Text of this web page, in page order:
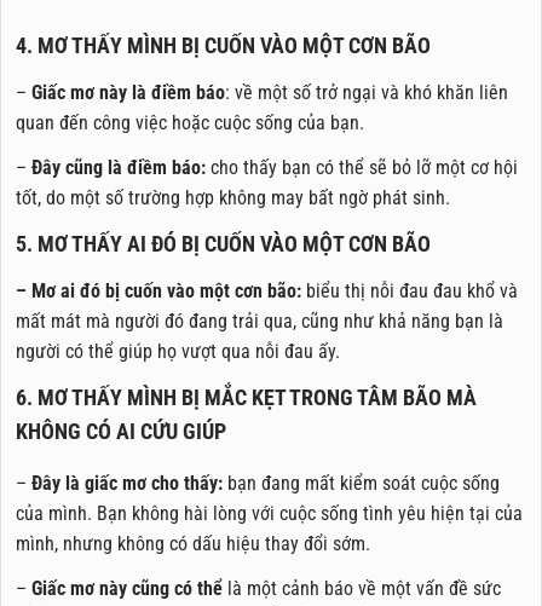
4. MƠ THẤY MÌNH BỊ CUỐN VÀO MỘT CƠN BÃO
– Giấc mơ này là điềm báo: về một số trở ngại và khó khăn liên
quan đến công việc hoặc cuộc sống của bạn.
– Đây cũng là điềm báo: cho thấy bạn có thể sẽ bỏ lỡ một cơ hội
tốt, do một số trường hợp không may bất ngờ phát sinh.
5. MƠ THẤY AI ĐÓ BỊ CUỐN VÀO MỘT CƠN BÃO
– Mơ ai đó bị cuốn vào một cơn bão: biểu thị nỗi đau đau khổ và
mất mát mà người đó đang trải qua, cũng như khả năng bạn là
người có thể giúp họ vượt qua nỗi đau ấy.
6. MƠ THẤY MÌNH BỊ MẮC KẸT TRONG TÂM BÃO MÀ
KHÔNG CÓ AI CỨU GIÚP
– Đây là giấc mơ cho thấy: bạn đang mất kiểm soát cuộc sống
của mình. Bạn không hài lòng với cuộc sống tình yêu hiện tại của
mình, nhưng không có dấu hiệu thay đổi sớm.
– Giấc mơ này cũng có thể là một cảnh báo về một vấn đề sức